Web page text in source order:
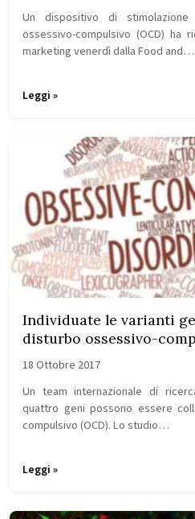
Un dispositivo di
ossessivo-compulsivo (OCD) ha
marketing venerdì dalla Food and…
Leggi »
Individuate le varianti
disturbo ossessivo-
18 Ottobre 2017
Un team internazionale di
quattro geni possono essere
compulsivo (OCD). Lo studio…
Leggi »